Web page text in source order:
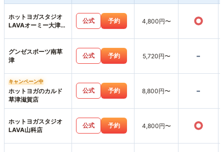
ホットヨガスタジオ
LAVAオーミー大津テ
公式 予約 4,800円〜 ○
グンゼスポーツ南草
津
公式 予約 5,720円〜 -
キャンペーン中
ホットヨガのカルド
草津滋賀店
公式 予約 8,800円〜 -
ホットヨガスタジオ
LAVA山科店
公式 予約 4,800円〜 ○